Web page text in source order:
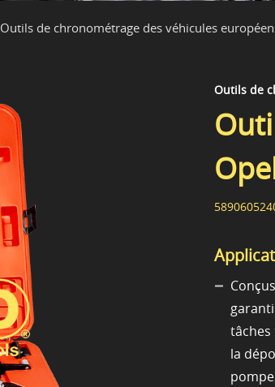
Outils de chronométrage des véhicules
Outils de
tâches
la